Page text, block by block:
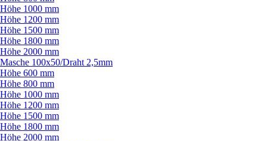
Höhe 1000 mm
Höhe 1200 mm
Höhe 1500 mm
Höhe 1800 mm
Höhe 2000 mm
Masche 100x50/Draht 2,5mm
Höhe 600 mm
Höhe 800 mm
Höhe 1000 mm
Höhe 1200 mm
Höhe 1500 mm
Höhe 1800 mm
Höhe 2000 mm